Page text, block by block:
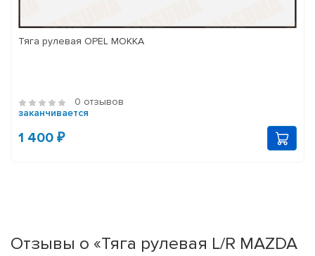
Тяга рулевая OPEL MOKKA
0 отзывов
заканчивается
1 400 ₽
Отзывы о «Тяга рулевая L/R MAZDA